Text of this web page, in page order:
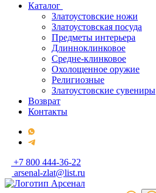
Каталог
Златоустовские ножи
Златоустовская посуда
Предметы интерьера
Длинноклинковое
Средне-клинковое
Охолощенное оружие
Религиозные
Златоустовские сувениры
Возврат
Контакты
+7 800 444-36-22
arsenal-zlat@list.ru